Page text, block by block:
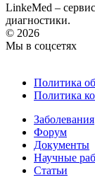
LinkeMed –
диагностики.
© 2026
Мы в соцсетях
Политика
Политика
Заболевания
Форум
Документы
Научные
Статьи